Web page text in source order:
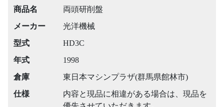
商品名
両頭研削盤
メーカー
光洋機械
型式
HD3C
年式
1998
倉庫
東日本マシンプラザ(群馬県館林市)
仕様
内容と現品に相違がある場合は、現品を